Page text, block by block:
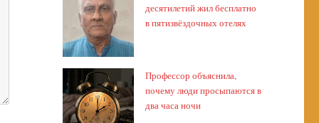
десятилетий жил бесплатно
в пятизвёздочных отелях
Профессор объяснила,
почему люди просыпаются в
два часа ночи